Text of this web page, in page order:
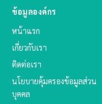
ข้อมูลองค์กร
หน้าแรก
เกี่ยวกับเรา
ติดต่อเรา
นโยบายคุ้มครองข้อมูลส่วน
บุคคล